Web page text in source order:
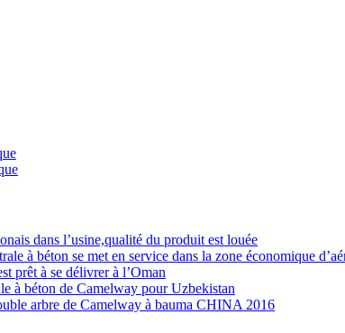
dans l’usine,qualité du produit est louée
à béton se met en service dans la zone économique
prêt à se délivrer à l’Oman
à béton de Camelway pour Uzbekistan
arbre de Camelway à bauma CHINA 2016